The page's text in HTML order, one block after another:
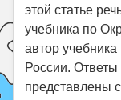
этой статье
учебника по
автор
России.
представлены